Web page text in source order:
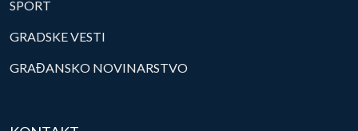
SPORT
GRADSKE VESTI
GRAĐANSKO NOVINARSTVO